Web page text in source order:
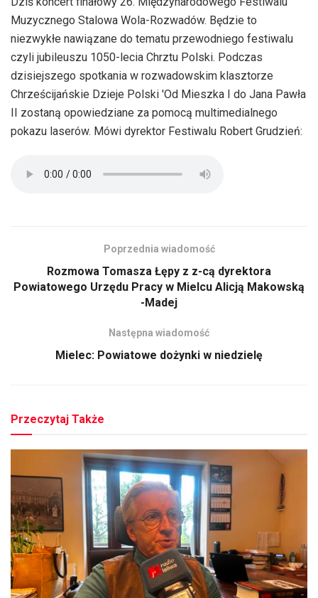
Muzycznego Stalowa Wola-Rozwadów. Będzie to
niezwykłe nawiązane do tematu przewodniego festiwalu
czyli jubileuszu 1050-lecia Chrztu Polski. Podczas
dzisiejszego spotkania w rozwadowskim klasztorze
Chrześcijańskie Dzieje Polski 'Od Mieszka I do Jana Pawła
II zostaną opowiedziane za pomocą multimedialnego
pokazu laserów. Mówi dyrektor Festiwalu Robert Grudzień:
Poprzednia wiadomość
Rozmowa Tomasza Łępy z z-cą dyrektora
Powiatowego Urzędu Pracy w Mielcu Alicją Makowską
-Madej
Następna wiadomość
Mielec: Powiatowe dożynki w niedzielę
Przeczytaj Także